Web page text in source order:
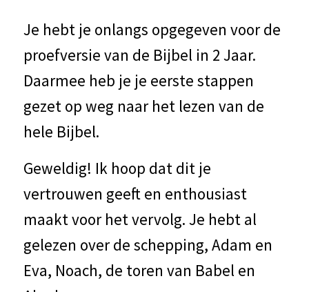
Je hebt je onlangs opgegeven voor de
proefversie van de Bijbel in 2 Jaar.
Daarmee heb je je eerste stappen
gezet op weg naar het lezen van de
hele Bijbel.
Geweldig! Ik hoop dat dit je
vertrouwen geeft en enthousiast
maakt voor het vervolg. Je hebt al
gelezen over de schepping, Adam en
Eva, Noach, de toren van Babel en